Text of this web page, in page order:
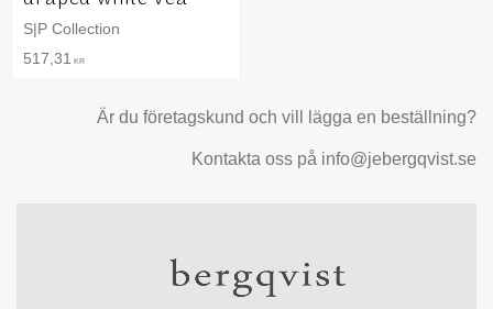
S|P Collection
517,31
KR
Är du företagskund och vill lägga en beställning?
Kontakta oss på info@jebergqvist.se